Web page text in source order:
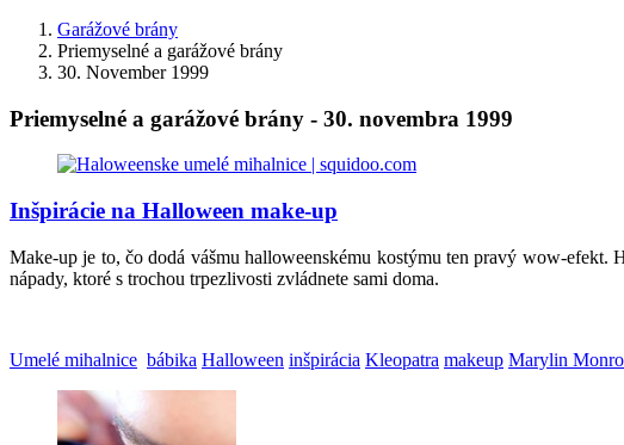
Garážové brány
Priemyselné a garážové brány
30. November 1999
Priemyselné a garážové brány - 30. novembra 1999
Inšpirácie na Halloween make-up
Make-up je to, čo dodá vášmu halloweenskému kostýmu ten pravý wow-efekt.
nápady, ktoré s trochou trpezlivosti zvládnete sami doma.
Umelé mihalnice bábika Halloween inšpirácia Kleopatra makeup Marylin